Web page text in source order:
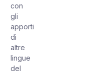
con
gli
apporti
di
altre
lingue
del